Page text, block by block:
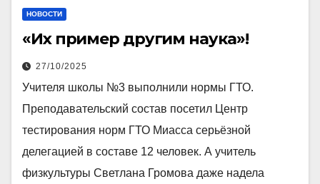
НОВОСТИ
«Их пример другим наука»!
27/10/2025
Учителя школы №3 выполнили нормы ГТО.
Преподавательский состав посетил Центр
тестирования норм ГТО Миасса серьёзной
делегацией в составе 12 человек. А учитель
физкультуры Светлана Громова даже надела